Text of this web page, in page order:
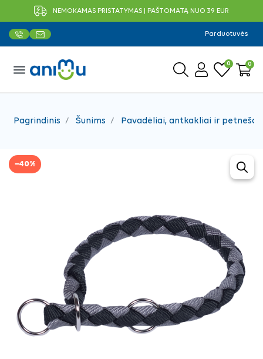
NEMOKAMAS PRISTATYMAS Į PAŠTOMATĄ NUO 39 EUR
Parduotuvės
menu 0 0
Pagrindinis Šunims Pavadėliai, antkakliai ir petnešos
−40%